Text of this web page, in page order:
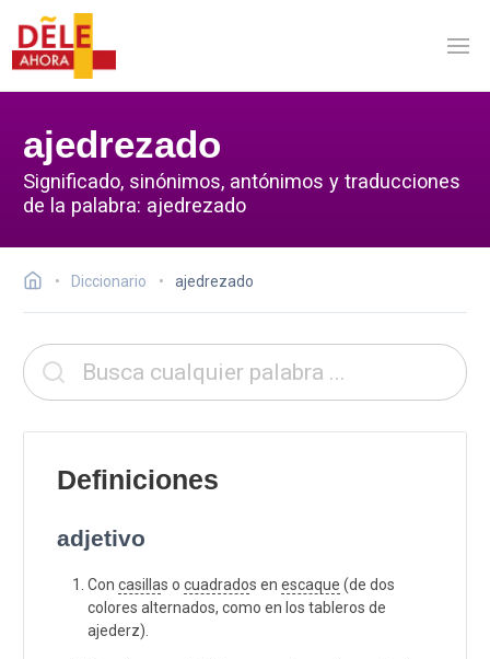
ajedrezado
Significado, sinónimos, antónimos y traducciones
de la palabra: ajedrezado
Diccionario ajedrezado
Definiciones
adjetivo
Con casillas o cuadrados en escaque (de dos
colores alternados, como en los tableros de
ajederz).